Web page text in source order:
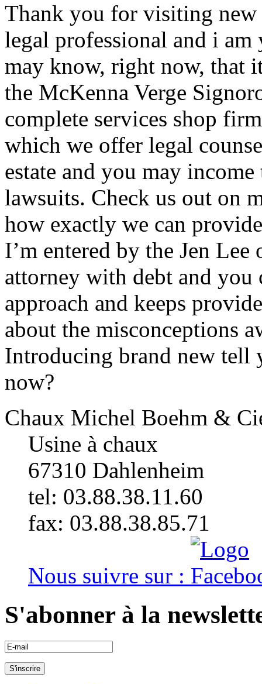
Thank you for visiting
legal professional and i
may know, right now, that
the McKenna Verge
complete services shop
which we offer legal
estate and you may
lawsuits. Check us out on
how exactly we can
I’m entered by the Jen Lee
attorney with debt and
approach and keeps
about the misconceptions
Introducing brand new tell
now?
Chaux Michel Boehm &
Usine à chaux
67310 Dahlenheim
tel: 03.88.38.11.60
fax: 03.88.38.85.71
Nous suivre sur :
S'abonner à la